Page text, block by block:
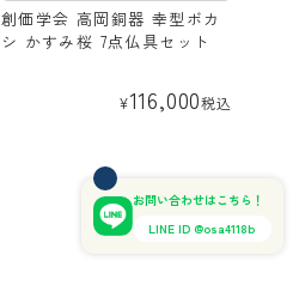
創価学会 高岡銅器 幸型ボカ
シ かすみ桜 7点仏具セット
¥116,000税込
お問い合わせはこちら！
LINE ID @osa4118b